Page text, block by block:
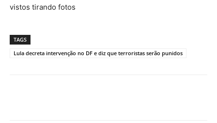
vistos tirando fotos
TAGS
Lula decreta intervenção no DF e diz que terroristas serão punidos